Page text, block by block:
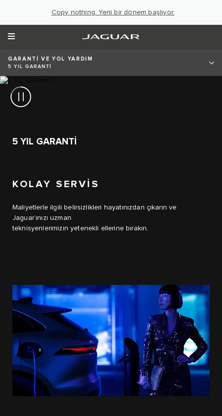
Copy nothing. Yeni bir dönem başlıyor.
GARANTİ VE YOL YARDIM
5 YIL GARANTİ
5 YIL GARANTİ
KOLAY SERVİS
Maliyetlerle ilgili belirsizlikleri hayatınızdan çıkarın ve
Jaguar’ınızı uzman
teknisyenlerimizin yetenekli ellerine bırakın.